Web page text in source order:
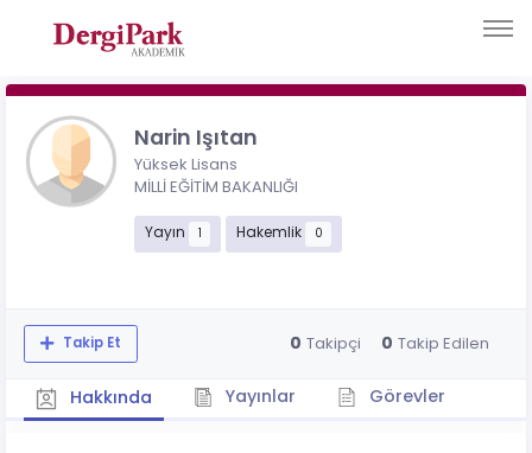
Narin Işıtan
Yüksek Lisans
MİLLİ EĞİTİM BAKANLIĞI
Yayın 1 Hakemlik 0
Takip Et 0 Takipçi 0 Takip Edilen
Hakkında Yayınlar Görevler